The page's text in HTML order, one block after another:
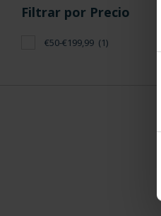
Filtrar por Precio
€50-€199,99 (1)